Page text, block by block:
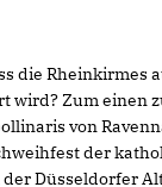
die Rheinkirmes
wird? Zum einen
von
der
Düsseldorfer